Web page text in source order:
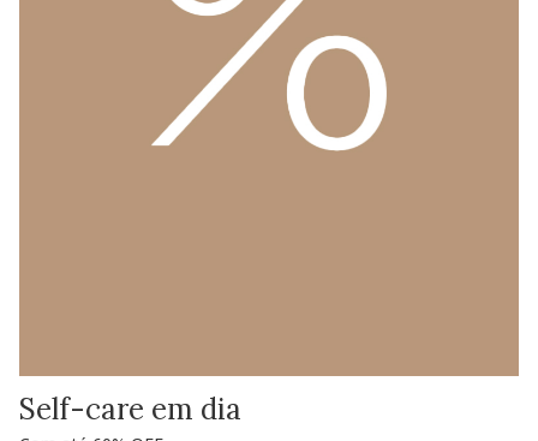
Self-care em dia